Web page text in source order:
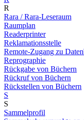
R
Rara / Rara-Leseraum
Raumplan
Readerprinter
Reklamationsstelle
Remote-Zugang zu
Reprographie
Rückgabe von Büchern
Rückruf von Büchern
Rückstellen von Büchern
S
S
Sammelprofil